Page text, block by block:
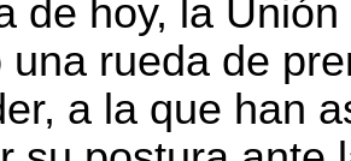
de hoy, la
una rueda de
a la que han